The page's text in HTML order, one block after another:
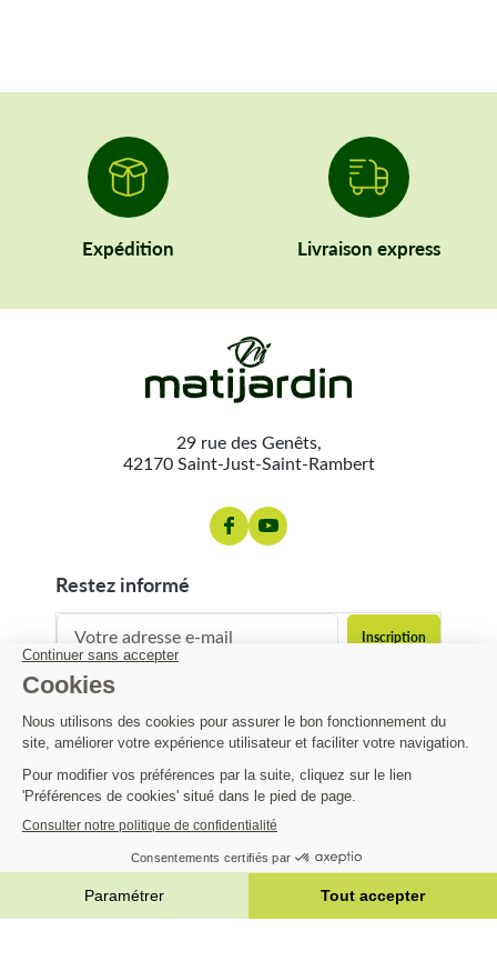
10,50 €
  AJOUTER AU PANIER
Expédition Livraison express
29 rue des Genêts,
42170 Saint-Just-Saint-Rambert
restez informé
contact@matijardin.fr 04 81 120 120
Matijardin
Infos pratiques
|Réalisation